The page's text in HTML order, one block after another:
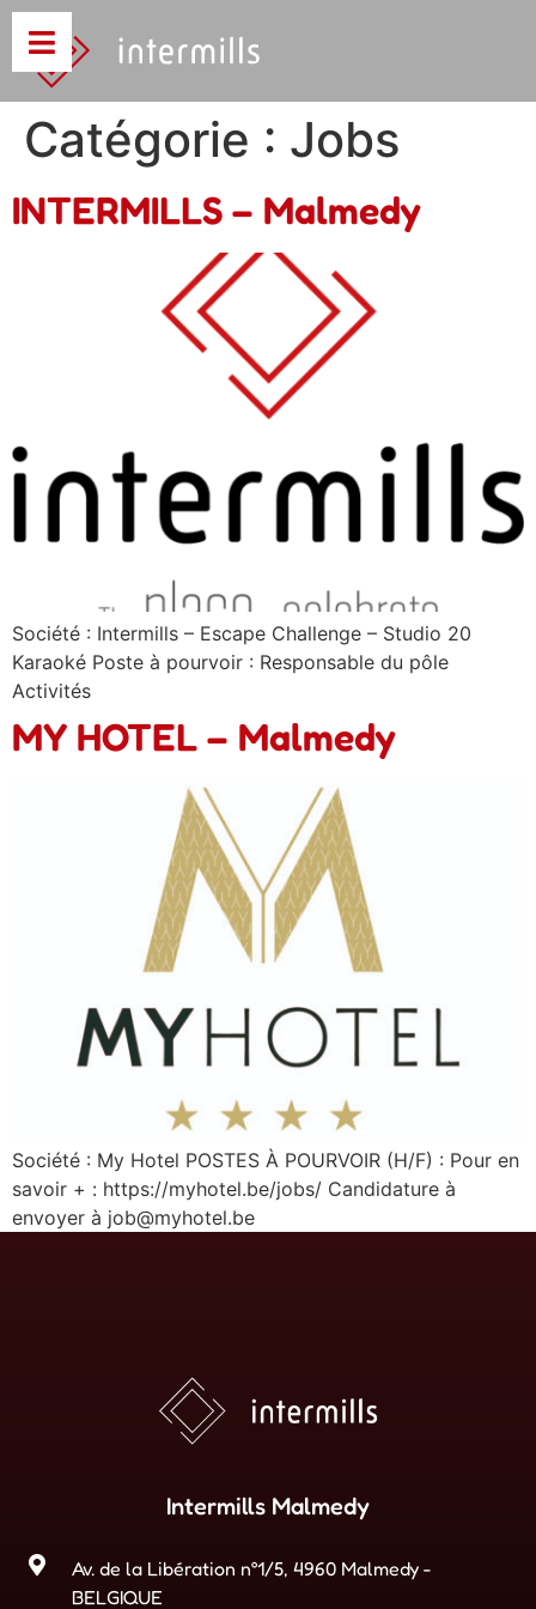
Catégorie : Jobs
INTERMILLS – Malmedy
Société : Intermills – Escape Challenge – Studio 20
Karaoké Poste à pourvoir : Responsable du pôle
Activités
MY HOTEL – Malmedy
Société : My Hotel POSTES À POURVOIR (H/F) : Pour en
savoir + : https://myhotel.be/jobs/ Candidature à
envoyer à job@myhotel.be
Intermills Malmedy
Av. de la Libération n°1/5, 4960 Malmedy -
BELGIQUE